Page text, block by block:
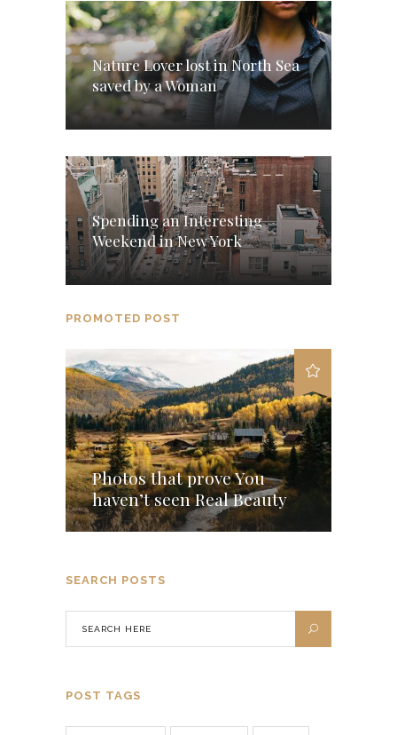
Nature Lover lost in North Sea
saved by a Woman
Spending an Interesting
Weekend in New York
PROMOTED POST
Photos that prove You
haven’t seen Real Beauty
SEARCH POSTS
POST TAGS